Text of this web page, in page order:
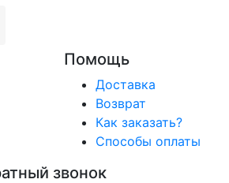
Помощь
Доставка
Возврат
Как заказать?
Способы оплаты
звонок